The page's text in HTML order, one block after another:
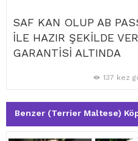
SAF KAN OLUP AB
İLE HAZIR ŞEKİLDE
GARANTİSİ ALTINDA
137 kez
Benzer (Terrier Maltese)